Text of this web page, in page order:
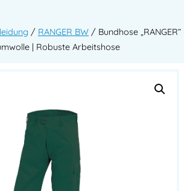
/ RANGER BW / Bundhose „RANGER“
| Robuste Arbeitshose